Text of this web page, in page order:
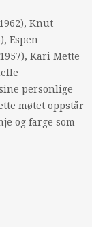
Knut
Espen
Kari Mette
personlige
møtet oppstår
og farge som